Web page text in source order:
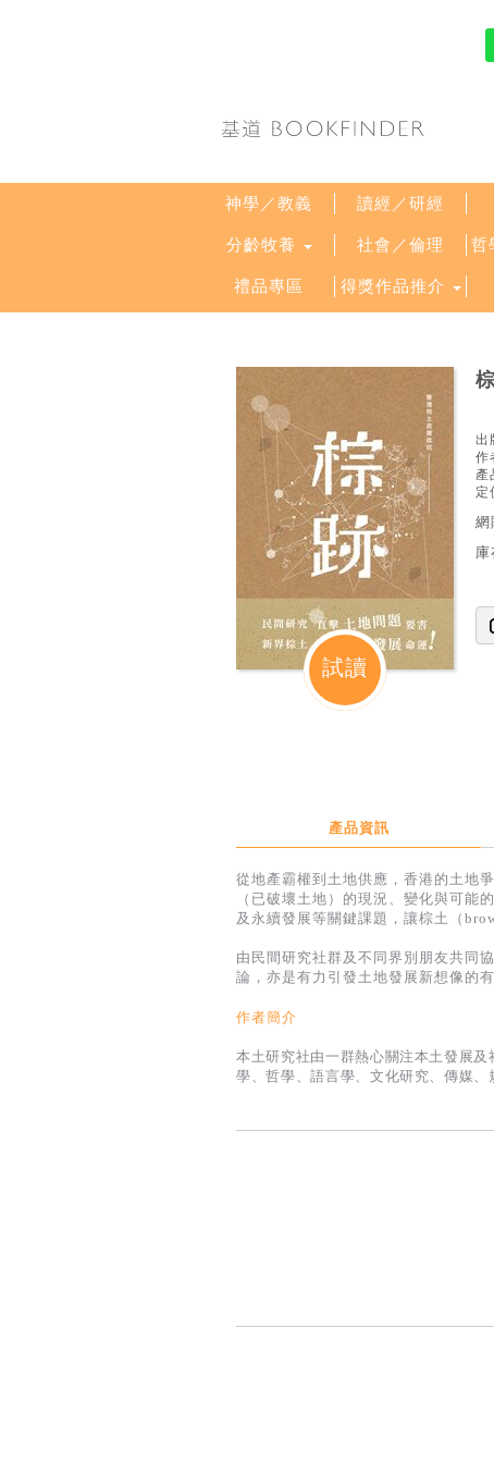
神學／教義 讀經／研經
分齡牧養 社會／倫理 哲
禮品專區 得獎作品推介
試讀
出
作
產
定
網
庫
產品資訊
從地產霸權到土地供應，香港的土地
（已破壞土地）的現況、變化與可能
及永續發展等關鍵課題，讓棕土（
由民間研究社群及不同界別朋友共同
論，亦是有力引發土地發展新想像的有
作者簡介
本土研究社由一群熱心關注本土發展
學、哲學、語言學、文化研究、傳媒、